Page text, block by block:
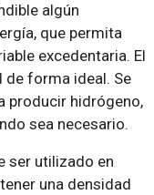
algún
que permita
excedentaria. El
de forma ideal. Se
producir hidrógeno,
sea necesario.
ser utilizado en
una densidad